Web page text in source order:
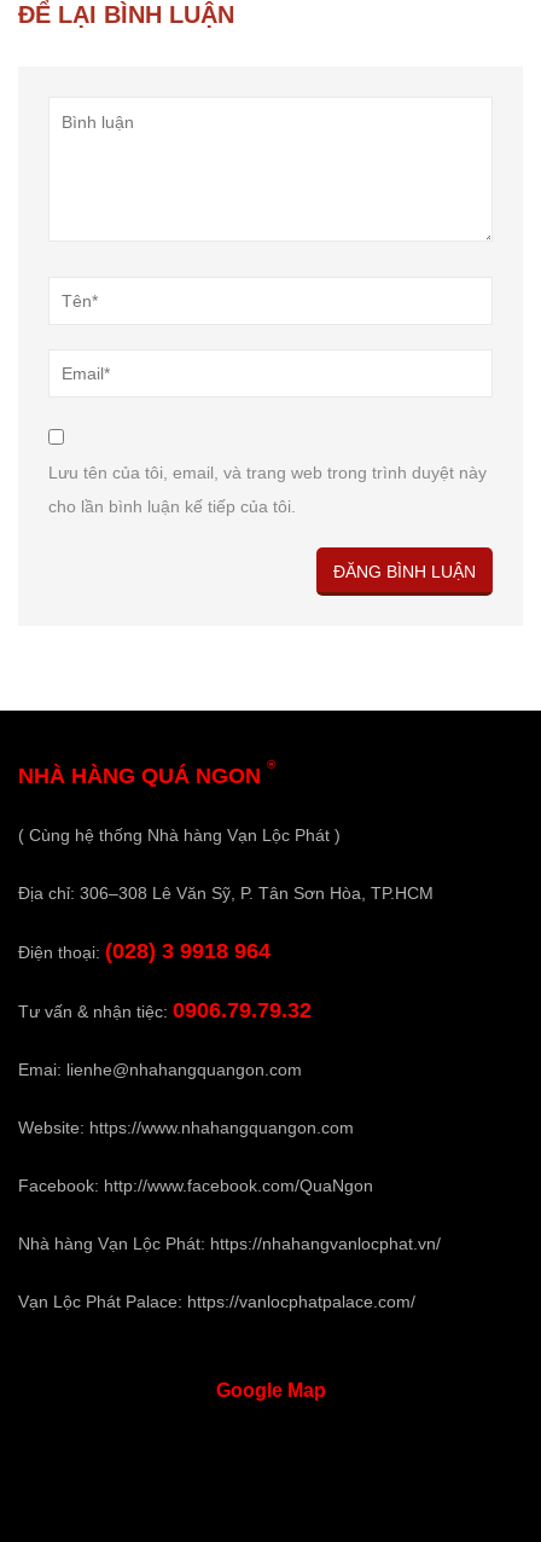
ĐỂ LẠI BÌNH LUẬN
Lưu tên của tôi, email, và trang web trong trình duyệt này
cho lần bình luận kế tiếp của tôi.
NHÀ HÀNG QUÁ NGON ®
( Cùng hệ thống Nhà hàng Vạn Lộc Phát )
Địa chỉ: 306–308 Lê Văn Sỹ, P. Tân Sơn Hòa, TP.HCM
Điện thoại: (028) 3 9918 964
Tư vấn & nhận tiệc: 0906.79.79.32
Emai: lienhe@nhahangquangon.com
Website: https://www.nhahangquangon.com
Facebook: http://www.facebook.com/QuaNgon
Nhà hàng Vạn Lộc Phát: https://nhahangvanlocphat.vn/
Vạn Lộc Phát Palace: https://vanlocphatpalace.com/
GoogleMap